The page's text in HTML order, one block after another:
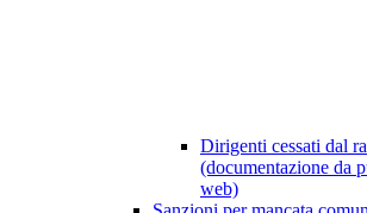
Dirigenti cessati dal
(documentazione da
web)